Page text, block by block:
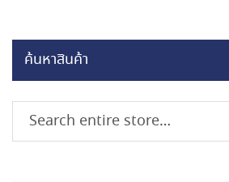
ค้นหาสินค้า